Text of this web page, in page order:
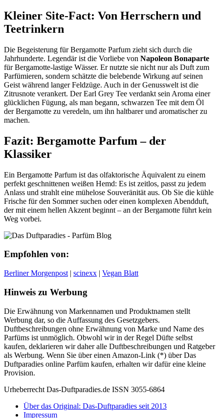
Kleiner Site-Fact: Von Herrschern und
Teetrinkern
Die Begeisterung für Bergamotte Parfum zieht sich durch die
Jahrhunderte. Legendär ist die Vorliebe von Napoleon Bonaparte
für Bergamotte-lastige Wässer. Er nutzte sie nicht nur als Duft zum
Parfümieren, sondern schätzte die belebende Wirkung auf seinen
Geist während langer Feldzüge. Auch in der Genusswelt ist die
Zitrusnote verankert. Der Earl Grey Tee verdankt sein Aroma einer
glücklichen Fügung, als man begann, schwarzen Tee mit dem Öl
der Bergamotte zu veredeln, um ihn haltbarer und aromatischer zu
machen.
Fazit: Bergamotte Parfum – der
Klassiker
Ein Bergamotte Parfum ist das olfaktorische Äquivalent zu einem
perfekt geschnittenen weißen Hemd: Es ist zeitlos, passt zu jedem
Anlass und strahlt eine mühelose Souveränität aus. Ob Sie die kühle
Frische für den Sommer suchen oder einen komplexen Abendduft,
der mit einem hellen Akzent beginnt – an der Bergamotte führt kein
Weg vorbei.
Empfohlen von:
Berliner Morgenpost | scinexx | Vegan Blatt
Hinweis zu Werbung
Die Erwähnung von Markennamen und Produktnamen stellt
Werbung dar, so die Auffassung des Gesetzgebers.
Duftbeschreibungen ohne Erwähnung von Marke und Name des
Parfüms ist unmöglich. Obwohl wir in der Regel Düfte selbst
kaufen, deklarieren wir daher alle Duftbeschreibungen und Ratgeber
als Werbung. Wenn Sie über einen Amazon-Link (*) über Das
Duftparadies online Parfüm kaufen, erhalten wir dafür eine kleine
Provision.
Urheberrecht Das-Duftparadies.de ISSN 3055-6864
Über das Original: Das-Duftparadies seit 2013
Impressum